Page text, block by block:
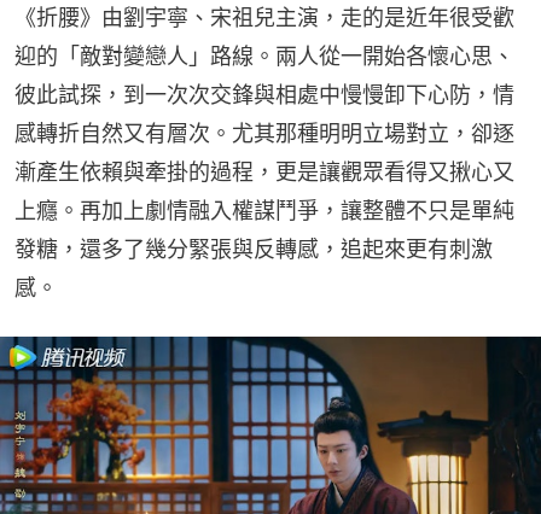
《折腰》由劉宇寧、宋祖兒主演，走的是近年很受歡
迎的「敵對變戀人」路線。兩人從一開始各懷心思、
彼此試探，到一次次交鋒與相處中慢慢卸下心防，情
感轉折自然又有層次。尤其那種明明立場對立，卻逐
漸產生依賴與牽掛的過程，更是讓觀眾看得又揪心又
上癮。再加上劇情融入權謀鬥爭，讓整體不只是單純
發糖，還多了幾分緊張與反轉感，追起來更有刺激
感。